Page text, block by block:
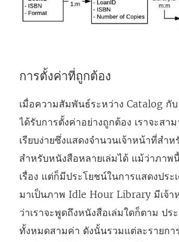
การตั้งค่าที่ถูกต้อง
เมื่อความสัมพันธ์ระหว่าง Catalog กั
ได้รับการตั้งค่าอย่างถูกต้อง เราจะสา
เรียบง่ายซึ่งแสดงจำนวนเจ้าหน้าที่สำ
สำหรับหนังสือหลายเล่มได้ แม้ว่าภาพ
เรื่อง แต่ก็มีประโยชน์ในการแสดงประ
มาเป็นภาพ Idle Hour Library มีเจ้า
ว่าเราจะพูดถึงหนังสือเล่มใดก็ตาม ปร
ทั้งหมดสามค่า ดังนั้นรวมแต่ละรายกา